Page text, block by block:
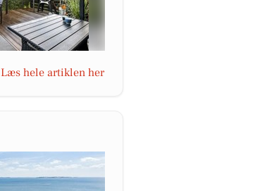
Læs hele artiklen her